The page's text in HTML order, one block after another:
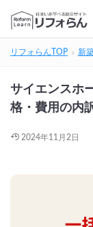
リフォらんTOP 新
サイエンスホ
格・費用の内
2024年11月2日